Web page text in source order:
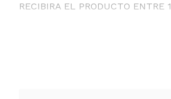
RECIBIRA EL PRODUCTO ENTRE